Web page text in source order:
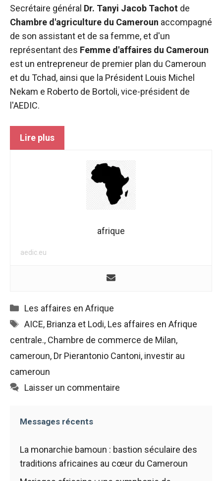
Secrétaire général Dr. Tanyi Jacob Tachot de
Chambre d'agriculture du Cameroun accompagné
de son assistant et de sa femme, et d'un
représentant des Femme d'affaires du Cameroun
est un entrepreneur de premier plan du Cameroun
et du Tchad, ainsi que la Président Louis Michel
Nekam e Roberto de Bortoli, vice-président de
l'AEDIC.
Lire plus
afrique
aedic.eu
Catégories
Les affaires en Afrique
Étiquettes
AICE, Brianza et Lodi, Les affaires en Afrique
centrale., Chambre de commerce de Milan,
cameroun, Dr Pierantonio Cantoni, investir au
cameroun
Laisser un commentaire
Messages récents
La monarchie bamoun : bastion séculaire des
traditions africaines au cœur du Cameroun
Expérience
Afin que notre
site web
fonctionne au
mieux pendant
votre visite. Si
vous refusez
ces cookies,
certaines
fonctionnalités
du site web.
les chances